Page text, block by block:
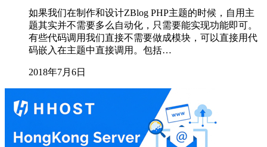
如果我们在制作和设计ZBlog PHP主题的时候，自用主
题其实并不需要多么自动化，只需要能实现功能即可。
有些代码调用我们直接不需要做成模块，可以直接用代
码嵌入在主题中直接调用。包括…
2018年7月6日